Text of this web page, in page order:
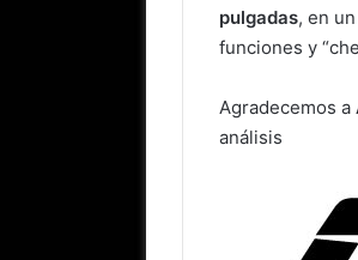
pulgadas, en un
funciones y
Agradecemos a
análisis